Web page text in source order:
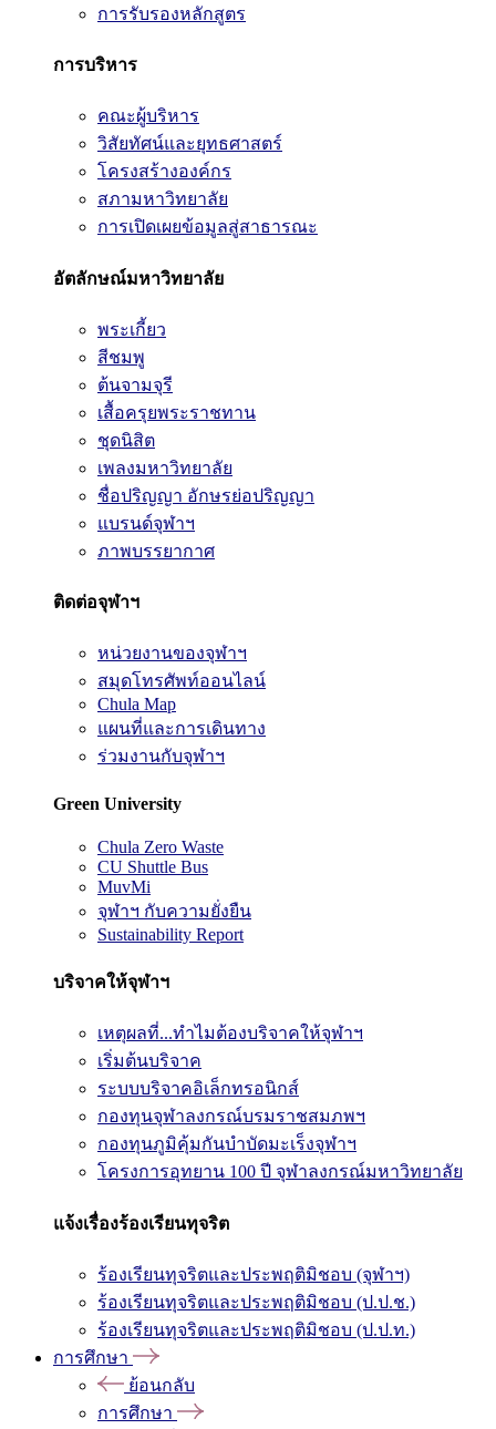
การรับรองหลักสูตร
การบริหาร
คณะผู้บริหาร
วิสัยทัศน์และยุทธศาสตร์
โครงสร้างองค์กร
สภามหาวิทยาลัย
การเปิดเผยข้อมูลสู่สาธารณะ
อัตลักษณ์มหาวิทยาลัย
พระเกี้ยว
สีชมพู
ต้นจามจุรี
เสื้อครุยพระราชทาน
ชุดนิสิต
เพลงมหาวิทยาลัย
ชื่อปริญญา อักษรย่อปริญญา
แบรนด์จุฬาฯ
ภาพบรรยากาศ
ติดต่อจุฬาฯ
หน่วยงานของจุฬาฯ
สมุดโทรศัพท์ออนไลน์
Chula Map
แผนที่และการเดินทาง
ร่วมงานกับจุฬาฯ
Green University
Chula Zero Waste
CU Shuttle Bus
MuvMi
จุฬาฯ กับความยั่งยืน
Sustainability Report
บริจาคให้จุฬาฯ
เหตุผลที่...ทำไมต้องบริจาคให้จุฬาฯ
เริ่มต้นบริจาค
ระบบบริจาคอิเล็กทรอนิกส์
กองทุนจุฬาลงกรณ์บรมราชสมภพฯ
กองทุนภูมิคุ้มกันบำบัดมะเร็งจุฬาฯ
โครงการอุทยาน 100 ปี จุฬาลงกรณ์มหาวิทยาลัย
แจ้งเรื่องร้องเรียนทุจริต
ร้องเรียนทุจริตและประพฤติมิชอบ (จุฬาฯ)
ร้องเรียนทุจริตและประพฤติมิชอบ (ป.ป.ช.)
ร้องเรียนทุจริตและประพฤติมิชอบ (ป.ป.ท.)
การศึกษา
ย้อนกลับ
การศึกษา